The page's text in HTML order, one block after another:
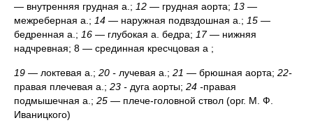
— внутренняя грудная а.; 12 — грудная аорта; 13 —
межреберная а.; 14 — наружная подвздошная а.; 15 —
бедренная а.; 16 — глубокая а. бедра; 17 — нижняя
надчревная; 8 — срединная кресчцовая а ;
19 — локтевая а.; 20 - лучевая а.; 21 — брюшная аорта; 22-
правая плечевая а.; 23 - дуга аорты; 24 -правая
подмышечная а.; 25 — плече-головной ствол (орг. М. Ф.
Иваницкого)